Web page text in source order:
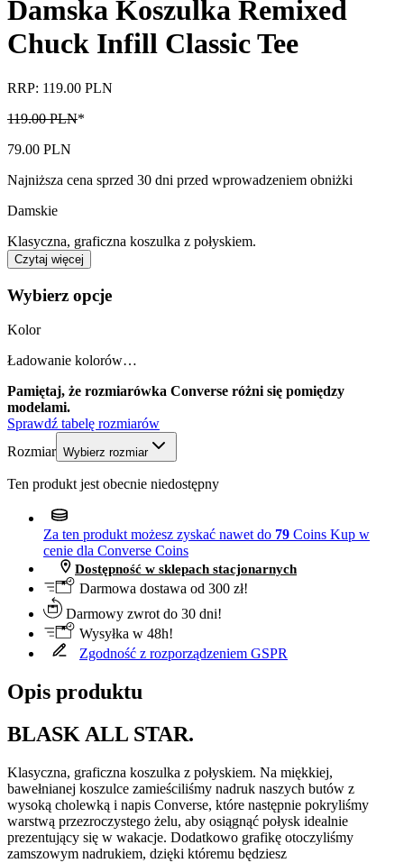
Damska Koszulka Remixed
Chuck Infill Classic Tee
RRP: 119.00 PLN
119.00 PLN*
79.00 PLN
Najniższa cena sprzed 30 dni przed wprowadzeniem obniżki
Damskie
Klasyczna, graficzna koszulka z połyskiem.
Czytaj więcej
Wybierz opcje
Kolor
Ładowanie kolorów…
Pamiętaj, że rozmiarówka Converse różni się pomiędzy
modelami.
Sprawdź tabelę rozmiarów
Rozmiar Wybierz rozmiar
Ten produkt jest obecnie niedostępny
Za ten produkt możesz zyskać nawet do 79 Coins Kup w
cenie dla Converse Coins
Dostępność w sklepach stacjonarnych
Darmowa dostawa od 300 zł!
Darmowy zwrot do 30 dni!
Wysyłka w 48h!
Zgodność z rozporządzeniem GSPR
Opis produktu
BLASK ALL STAR.
Klasyczna, graficzna koszulka z połyskiem. Na miękkiej,
bawełnianej koszulce zamieściliśmy nadruk naszych butów z
wysoką cholewką i napis Converse, które następnie pokryliśmy
warstwą przezroczystego żelu, aby osiągnąć połysk idealnie
prezentujący się w wakacje. Dodatkowo grafikę otoczyliśmy
zamszowym nadrukiem, dzięki któremu będziesz